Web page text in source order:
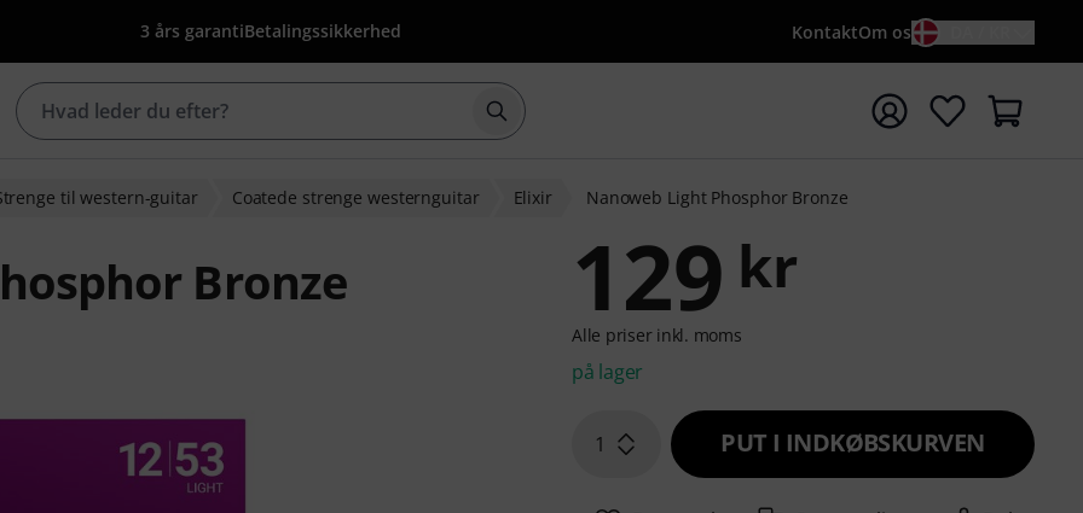
3 års garantiBetalingssikkerhed KontaktOm os
Start søgning med søgeord {searchTerm}
til western-guitar Coatede strenge westernguitar Elixir Nanoweb Light Phosphor Bronze
Bronze 129 kr
Alle priser inkl. moms
på lager
1 PUT I INDKØBSKURVEN